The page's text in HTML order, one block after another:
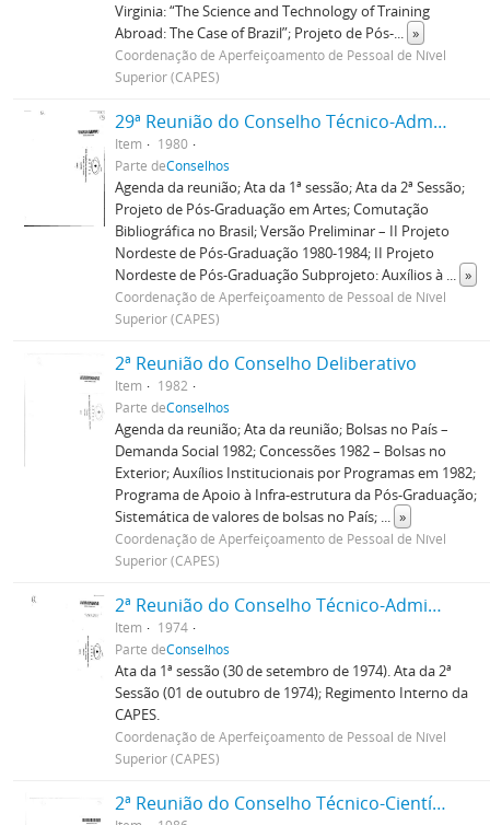
Virginia: “The Science and Technology of Training
Abroad: The Case of Brazil”; Projeto de Pós-... »
Coordenação de Aperfeiçoamento de Pessoal de Nível
Superior (CAPES)
29ª Reunião do Conselho Técnico-Administrativo
Item
1980
Parte deConselhos
Agenda da reunião; Ata da 1ª sessão; Ata da 2ª Sessão;
Projeto de Pós-Graduação em Artes; Comutação
Bibliográfica no Brasil; Versão Preliminar – II Projeto
Nordeste de Pós-Graduação 1980-1984; II Projeto
Nordeste de Pós-Graduação Subprojeto: Auxílios à ... »
Coordenação de Aperfeiçoamento de Pessoal de Nível
Superior (CAPES)
2ª Reunião do Conselho Deliberativo
Item
1982
Parte deConselhos
Agenda da reunião; Ata da reunião; Bolsas no País –
Demanda Social 1982; Concessões 1982 – Bolsas no
Exterior; Auxílios Institucionais por Programas em 1982;
Programa de Apoio à Infra-estrutura da Pós-Graduação;
Sistemática de valores de bolsas no País; ... »
Coordenação de Aperfeiçoamento de Pessoal de Nível
Superior (CAPES)
2ª Reunião do Conselho Técnico-Administrativo
Item
1974
Parte deConselhos
Ata da 1ª sessão (30 de setembro de 1974). Ata da 2ª
Sessão (01 de outubro de 1974); Regimento Interno da
CAPES.
Coordenação de Aperfeiçoamento de Pessoal de Nível
Superior (CAPES)
2ª Reunião do Conselho Técnico-Científico